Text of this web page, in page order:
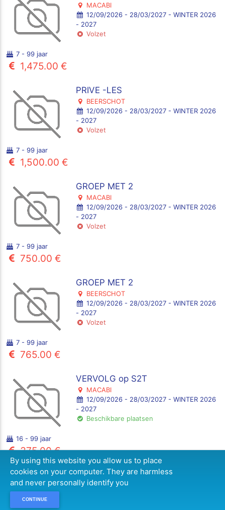
MACABI
12/09/2026 - 28/03/2027 - WINTER 2026
- 2027
Volzet
7 - 99 jaar
1,475.00 €
PRIVE -LES
BEERSCHOT
12/09/2026 - 28/03/2027 - WINTER 2026
- 2027
Volzet
7 - 99 jaar
1,500.00 €
GROEP MET 2
MACABI
12/09/2026 - 28/03/2027 - WINTER 2026
- 2027
Volzet
7 - 99 jaar
750.00 €
GROEP MET 2
BEERSCHOT
12/09/2026 - 28/03/2027 - WINTER 2026
- 2027
Volzet
7 - 99 jaar
765.00 €
VERVOLG op S2T
MACABI
12/09/2026 - 28/03/2027 - WINTER 2026
- 2027
Beschikbare plaatsen
16 - 99 jaar
375.00 €
61 formule(s)
By using this website you allow us to place
cookies on your computer. They are harmless
and never personally identify you
CONTINUE